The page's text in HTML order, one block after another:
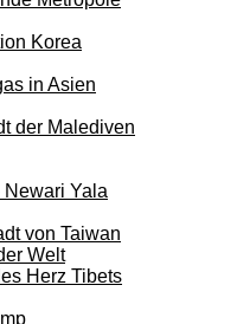
Korea
in Asien
der Malediven
Newari Yala
von Taiwan
Welt
Herz Tibets